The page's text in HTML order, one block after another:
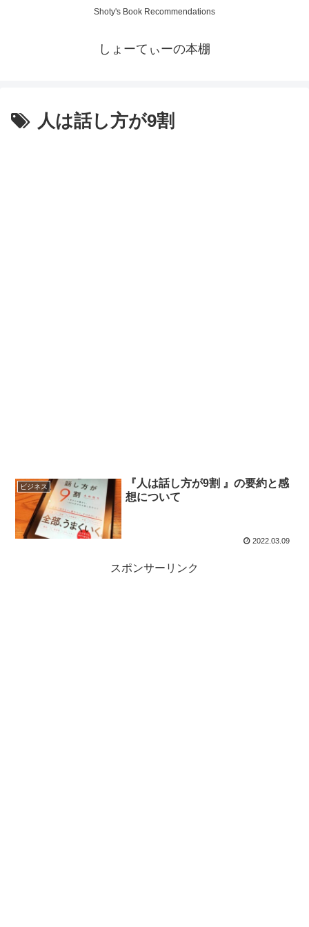
Shoty's Book Recommendations
しょーてぃーの本棚
人は話し方が9割
ビジネス
『人は話し方が9割 』の要約と感
想について
2022.03.09
スポンサーリンク